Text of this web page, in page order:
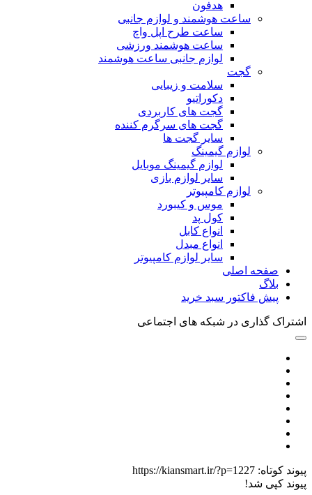
هدفون
ساعت هوشمند و لوازم جانبی
ساعت طرح اپل واچ
ساعت هوشمند ورزشی
لوازم جانبی ساعت هوشمند
گجت
سلامت و زیبایی
دکوراتیو
گجت های کاربردی
گجت های سرگرم کننده
سایر گجت ها
لوازم گیمینگ
لوازم گیمینگ موبایل
سایر لوازم بازی
لوازم کامپیوتر
موس و کیبورد
کول پد
انواع کابل
انواع مبدل
سایر لوازم کامپیوتر
صفحه اصلی
بلاگ
پیش فاکتور سبد خرید
اشتراک گذاری در شبکه های اجتماعی
پیوند کوتاه: https://kiansmart.ir/?p=1227
پیوند کپی شد!